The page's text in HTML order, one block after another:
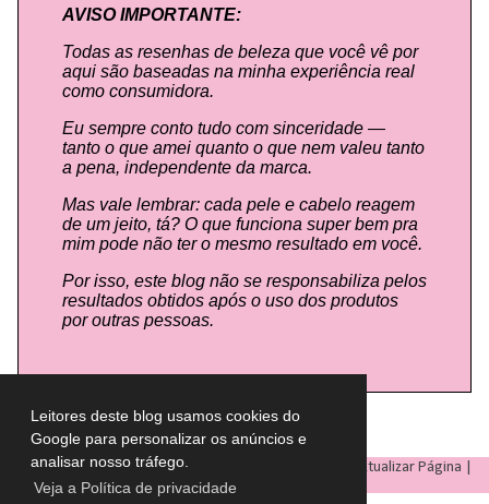
Leitores deste blog usamos cookies do
Google para personalizar os anúncios e
analisar nosso tráfego.
Veja a Política de privacidade
AVISO IMPORTANTE:
Todas as resenhas de beleza que você vê por
aqui são baseadas na minha experiência real
como consumidora.
Eu sempre conto tudo com sinceridade —
tanto o que amei quanto o que nem valeu tanto
a pena, independente da marca.
Mas vale lembrar: cada pele e cabelo reagem
de um jeito, tá? O que funciona super bem pra
mim pode não ter o mesmo resultado em você.
Por isso, este blog não se responsabiliza pelos
resultados obtidos após o uso dos produtos
por outras pessoas.
LULU ON THE SKY - Todos os direitos reservados © | Atualizar Página